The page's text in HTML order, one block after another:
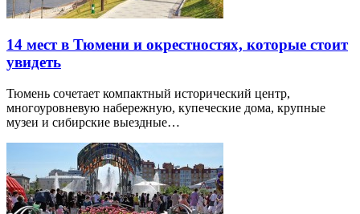
14 мест в Тюмени и окрестностях, которые стоит
увидеть
Тюмень сочетает компактный исторический центр,
многоуровневую набережную, купеческие дома, крупные
музеи и сибирские выездные…